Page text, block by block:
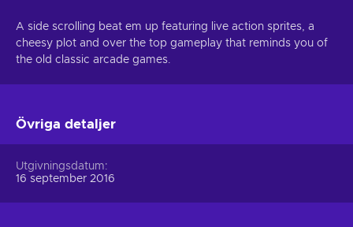
A side scrolling beat em up featuring live action sprites, a
cheesy plot and over the top gameplay that reminds you of
the old classic arcade games.
Övriga detaljer
Utgivningsdatum
16 september 2016